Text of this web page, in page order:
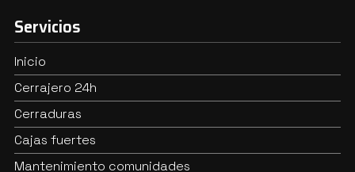
Servicios
Inicio
Cerrajero 24h
Cerraduras
Cajas fuertes
Mantenimiento comunidades